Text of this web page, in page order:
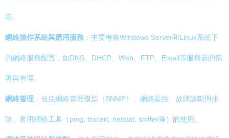
等。
網絡操作系統與應用服務 ：主要考察Windows Server和Linux系統下
的網絡服務配置，如DNS、DHCP、Web、FTP、Email等服務器的部
署與管理。
網絡管理 ：包括網絡管理模型（SNMP）、網絡監控、故障診斷與排
除、常用網絡工具（ping, tracert, netstat, sniffer等）的使用。